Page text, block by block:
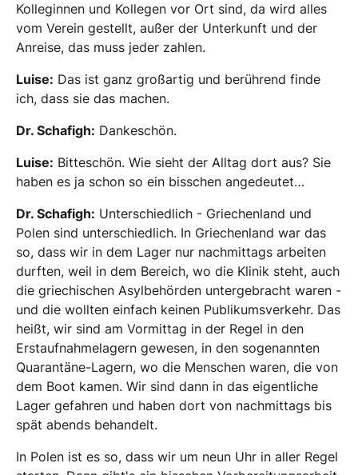
Kolleginnen und Kollegen vor Ort sind, da wird alles
vom Verein gestellt, außer der Unterkunft und der
Anreise, das muss jeder zahlen.
Luise: Das ist ganz großartig und berührend finde
ich, dass sie das machen.
Dr. Schafigh: Dankeschön.
Luise: Bitteschön. Wie sieht der Alltag dort aus? Sie
haben es ja schon so ein bisschen angedeutet…
Dr. Schafigh: Unterschiedlich - Griechenland und
Polen sind unterschiedlich. In Griechenland war das
so, dass wir in dem Lager nur nachmittags arbeiten
durften, weil in dem Bereich, wo die Klinik steht, auch
die griechischen Asylbehörden untergebracht waren -
und die wollten einfach keinen Publikumsverkehr. Das
heißt, wir sind am Vormittag in der Regel in den
Erstaufnahmelagern gewesen, in den sogenannten
Quarantäne-Lagern, wo die Menschen waren, die von
dem Boot kamen. Wir sind dann in das eigentliche
Lager gefahren und haben dort von nachmittags bis
spät abends behandelt.
In Polen ist es so, dass wir um neun Uhr in aller Regel